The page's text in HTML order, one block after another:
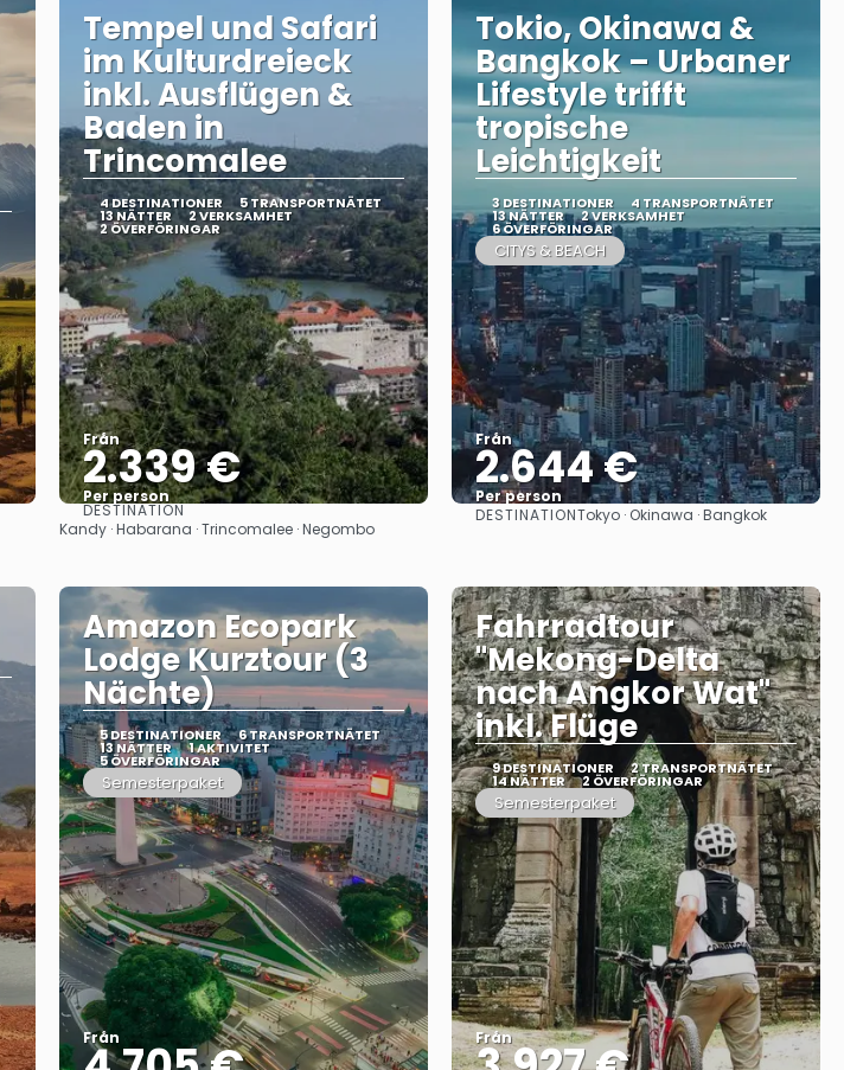
Tempel und Safari
im Kulturdreieck
inkl. Ausflügen &
Baden in
Trincomalee
4 DESTINATIONER 5 TRANSPORTNÄTET
13 NÄTTER 2 VERKSAMHET
2 ÖVERFÖRINGAR
Från
2.339 €
Per person
Se
DESTINATION
Kandy · Habarana · Trincomalee · Negombo
Tokio, Okinawa &
Bangkok – Urbaner
Lifestyle trifft
tropische
Leichtigkeit
3 DESTINATIONER 4 TRANSPORTNÄTET
13 NÄTTER 2 VERKSAMHET
6 ÖVERFÖRINGAR
CITYS & BEACH
Från
2.644 €
Per person
Se
DESTINATIONTokyo · Okinawa · Bangkok
Amazon Ecopark
Lodge Kurztour (3
Nächte)
5 DESTINATIONER 6 TRANSPORTNÄTET
13 NÄTTER 1 AKTIVITET
5 ÖVERFÖRINGAR
Semesterpaket
Från
Fahrradtour
"Mekong-Delta
nach Angkor Wat"
inkl. Flüge
9 DESTINATIONER 2 TRANSPORTNÄTET
14 NÄTTER 2 ÖVERFÖRINGAR
Semesterpaket
Från